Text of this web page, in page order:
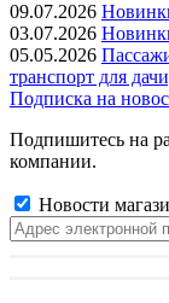
09.07.2026
03.07.2026
05.05.2026
транспорт для
Подписка на
Подпишитесь на
компании.
Новости